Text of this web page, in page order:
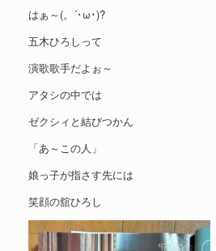
はぁ～(。´･ω･)?
五木ひろしって
演歌歌手だよぉ～
アタシの中では
ゼクシィと結びつかん
「あ～この人」
娘っ子が指さす先には
笑顔の舘ひろし